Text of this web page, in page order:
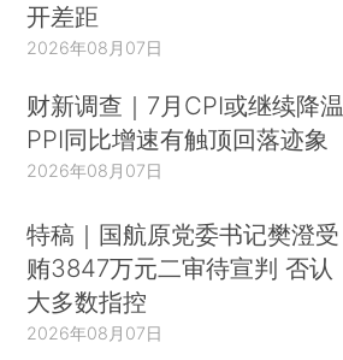
开差距
2026年08月07日
财新调查｜7月CPI或继续降温
PPI同比增速有触顶回落迹象
2026年08月07日
特稿｜国航原党委书记樊澄受
贿3847万元二审待宣判 否认
大多数指控
2026年08月07日